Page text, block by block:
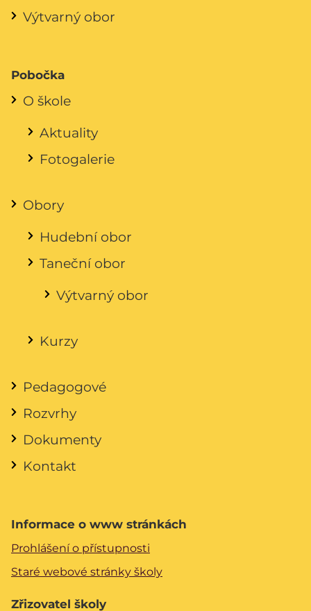
Výtvarný obor
Pobočka
O škole
Aktuality
Fotogalerie
Obory
Hudební obor
Taneční obor
Výtvarný obor
Kurzy
Pedagogové
Rozvrhy
Dokumenty
Kontakt
Informace o www stránkách
Prohlášení o přístupnosti
Staré webové stránky školy
Zřizovatel školy